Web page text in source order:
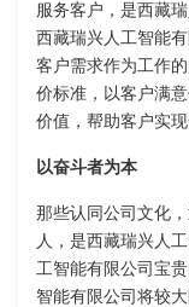
服务客户，是西藏
西藏瑞兴人工智能
客户需求作为工作
价标准，以客户满
价值，帮助客户实
以奋斗者为本
那些认同公司文化
人，是西藏瑞兴人
工智能有限公司宝
智能有限公司将较